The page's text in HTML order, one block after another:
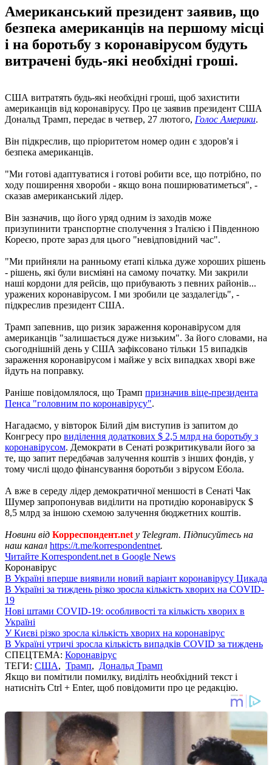
Американський президент заявив, що
безпека американців на першому місці
і на боротьбу з коронавірусом будуть
витрачені будь-які необхідні гроші.
США витратять будь-які необхідні гроші, щоб захистити
американців від коронавірусу. Про це заявив президент США
Дональд Трамп, передає в четвер, 27 лютого, Голос Америки.
Він підкреслив, що пріоритетом номер один є здоров'я і
безпека американців.
"Ми готові адаптуватися і готові робити все, що потрібно, по
ходу поширення хвороби - якщо вона поширюватиметься", -
сказав американський лідер.
Він зазначив, що його уряд одним із заходів може
призупинити транспортне сполучення з Італією і Південною
Кореєю, проте зараз для цього "невідповідний час".
"Ми прийняли на ранньому етапі кілька дуже хороших рішень
- рішень, які були висміяні на самому початку. Ми закрили
наші кордони для рейсів, що прибувають з певних районів...
уражених коронавірусом. І ми зробили це заздалегідь", -
підкреслив президент США.
Трамп запевнив, що ризик зараження коронавірусом для
американців "залишається дуже низьким". За його словами, на
сьогоднішній день у США зафіксовано тільки 15 випадків
зараження коронавірусом і майже у всіх випадках хворі вже
йдуть на поправку.
Раніше повідомлялося, що Трамп призначив віце-президента
Пенса "головним по коронавірусу".
Нагадаємо, у вівторок Білий дім виступив із запитом до
Конгресу про виділення додаткових $ 2,5 млрд на боротьбу з
коронавірусом. Демократи в Сенаті розкритикували його за
те, що запит передбачав залучення коштів з інших фондів, у
тому числі щодо фінансування боротьби з вірусом Ебола.
А вже в середу лідер демократичної меншості в Сенаті Чак
Шумер запропонував виділити на протидію коронавіруск $
8,5 млрд за іншою схемою залучення бюджетних коштів.
Новини від Корреспондент.net у Telegram. Підписуйтесь на
наш канал https://t.me/korrespondentnet.
Читайте Korrespondent.net в Google News
Коронавірус
В Україні вперше виявили новий варіант коронавірусу Цикада
В Україні за тиждень різко зросла кількість хворих на COVID-
19
Нові штами COVID-19: особливості та кількість хворих в
Україні
У Києві різко зросла кількість хворих на коронавірус
В Україні утричі зросла кількість випадків COVID за тиждень
СПЕЦТЕМА: Коронавірус
ТЕГИ: США, Трамп, Дональд Трамп
Якщо ви помітили помилку, виділіть необхідний текст і
натисніть Ctrl + Enter, щоб повідомити про це редакцію.